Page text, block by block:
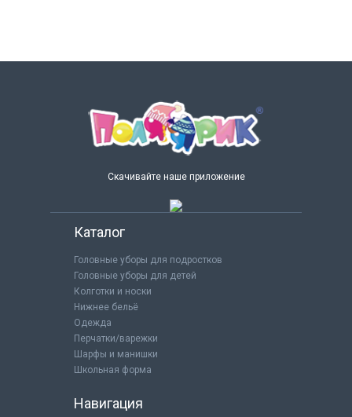
Скачивайте наше приложение
Каталог
Головные уборы для подростков
Головные уборы для детей
Колготки и носки
Нижнее бельё
Одежда
Перчатки/варежки
Шарфы и манишки
Школьная форма
Навигация